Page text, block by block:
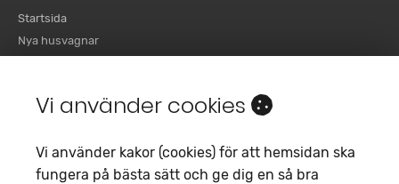
Startsida
Nya husvagnar
Begagnade husbilar
Kontakta
Kampanjer
Vi använder cookies
Vi använder kakor (cookies) för att hemsidan ska
fungera på bästa sätt och ge dig en så bra